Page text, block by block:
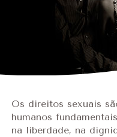
Os direitos sexuais
humanos
na liberdade, na